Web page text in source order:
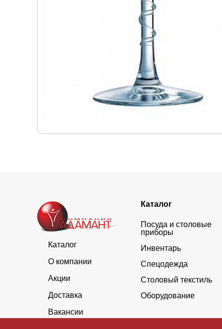
Каталог
О компании
Акции
Доставка
Вакансии
Каталог
Посуда и столовые
приборы
Инвентарь
Спецодежда
Столовый текстиль
Оборудование